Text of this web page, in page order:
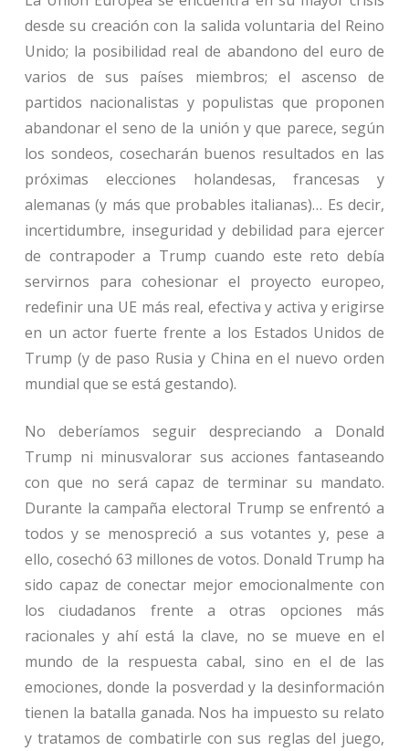
desde su creación con la salida voluntaria del Reino
Unido; la posibilidad real de abandono del euro de
varios de sus países miembros; el ascenso de
partidos nacionalistas y populistas que proponen
abandonar el seno de la unión y que parece, según
los sondeos, cosecharán buenos resultados en las
próximas elecciones holandesas, francesas y
alemanas (y más que probables italianas)… Es decir,
incertidumbre, inseguridad y debilidad para ejercer
de contrapoder a Trump cuando este reto debía
servirnos para cohesionar el proyecto europeo,
redefinir una UE más real, efectiva y activa y erigirse
en un actor fuerte frente a los Estados Unidos de
Trump (y de paso Rusia y China en el nuevo orden
mundial que se está gestando).
No deberíamos seguir despreciando a Donald
Trump ni minusvalorar sus acciones fantaseando
con que no será capaz de terminar su mandato.
Durante la campaña electoral Trump se enfrentó a
todos y se menospreció a sus votantes y, pese a
ello, cosechó 63 millones de votos. Donald Trump ha
sido capaz de conectar mejor emocionalmente con
los ciudadanos frente a otras opciones más
racionales y ahí está la clave, no se mueve en el
mundo de la respuesta cabal, sino en el de las
emociones, donde la posverdad y la desinformación
tienen la batalla ganada. Nos ha impuesto su relato
y tratamos de combatirle con sus reglas del juego,